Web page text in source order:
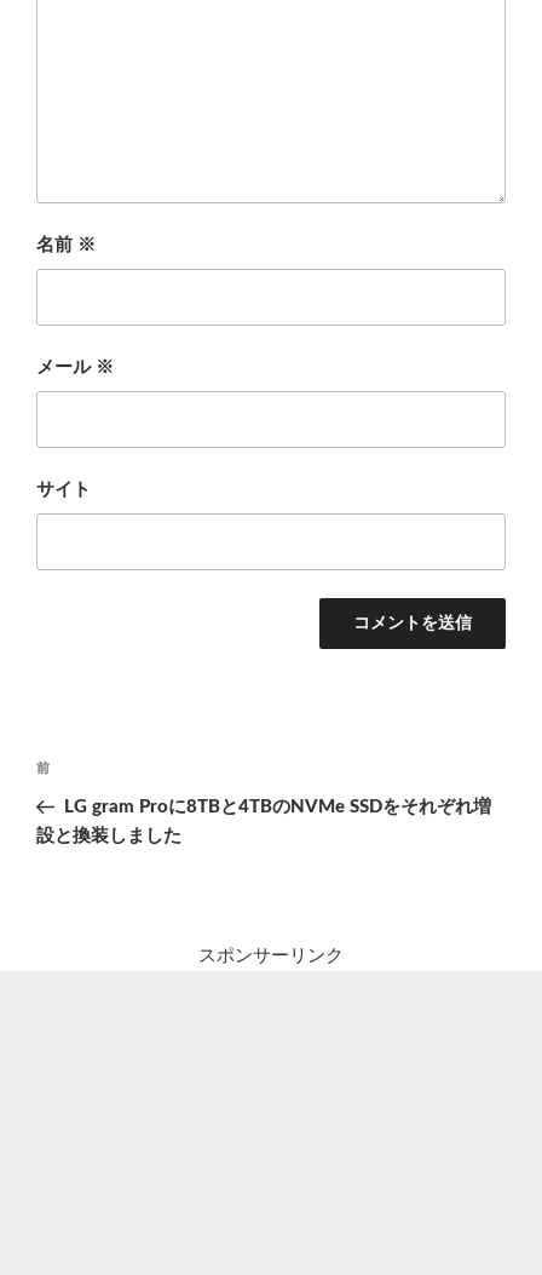
名前 ※
メール ※
サイト
投
ナ
前
の
投
前
LG gram Proに8TBと4TBのNVMe SSDをそれぞれ増
設と換装しました
スポンサーリンク